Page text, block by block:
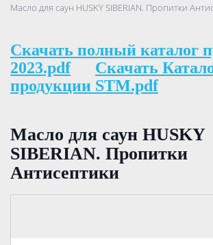
Масло для саун HUSKY SIBERIAN. Пропитки
Скачать полный каталог
2023.pdf
Скачать
продукции STM.pdf
Масло для саун HUSKY
SIBERIAN. Пропитки
Антисептики